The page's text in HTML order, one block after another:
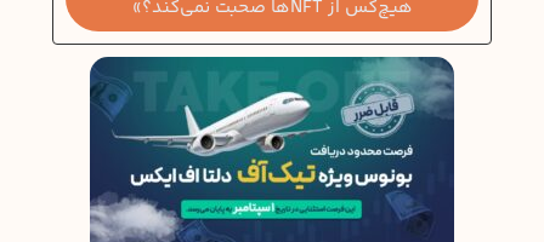
هیچ‌کس از NFTها صحبت نمی‌کند؟»